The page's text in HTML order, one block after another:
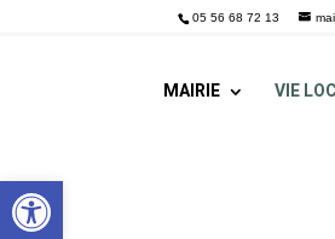
Ouvrir la barre d’outils
05 56 68 72 13
MAIRIE VIE